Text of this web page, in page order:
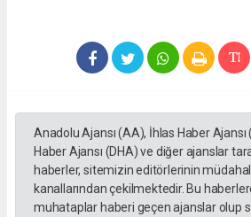
Anadolu Ajansı (AA), İhlas Haber
Haber Ajansı (DHA) ve diğer ajanslar
haberler, sitemizin editörlerinin
kanallarından çekilmektedir. Bu
muhataplar haberi geçen ajanslar olup